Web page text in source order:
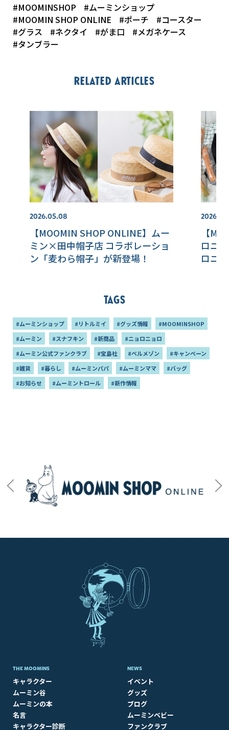
#MOOMINSHOP
#ムーミンショップ
#MOOMIN SHOP ONLINE
#ポーチ
#コースター
#グラス
#ネクタイ #がま口
#メガネケース
#タンブラー
Related articles
2026.05.08
【MOOMIN SHOP ONLINE】ムー
ミン×田中帽子店 コラボレーショ
ン「麦わら帽子」が新登場！
【
ロニ
ロニ
Tags
#ムーミンショップ #リトルミイ #グッズ情報
#MOOMINSHOP
#ムーミン
#スナフキン #新商品
#ニョロニョロ
#ムーミン公式ファンクラブ
#宝島社 #ベルメゾン
#キャンペーン
#雑貨
#暮らし #ムーミンパパ #ムーミンママ
#バッグ
#お知らせ
#ムーミントロール #新作情報
THE MOOMINS
キャラクター
ムーミン谷
ムーミンの本
名言
キャラクター診断
NEWS
イベント
グッズ
ブログ
ムーミンベビー
ファンクラブ